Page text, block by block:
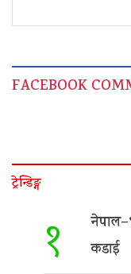
FACEBOOK
ट्रेन्डिङ्ग
१ कडाई